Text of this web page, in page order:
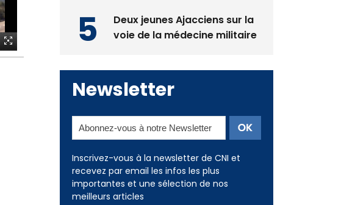
Deux jeunes Ajacciens sur la
voie de la médecine militaire
Newsletter
Inscrivez-vous à la newsletter de CNI et
recevez par email les infos les plus
importantes et une sélection de nos
meilleurs articles